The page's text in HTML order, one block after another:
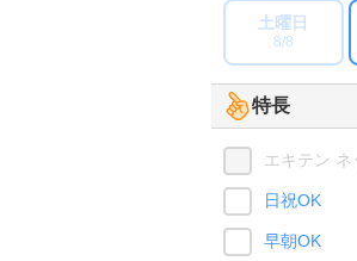
土曜日
8/8
特長
エキテン ネ
日祝OK
早朝OK